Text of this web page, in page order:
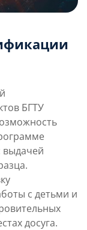
БГТУ
выдачей
с детьми и
досуга.